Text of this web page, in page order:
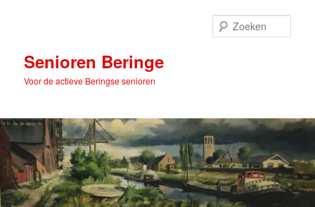
inhoudSenioren Beringe
Voor de actieve Beringse senioren